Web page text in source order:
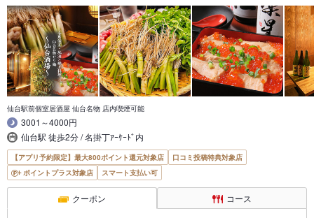
仙台駅前個室居酒屋 仙台名物 店内喫煙可能
3001～4000円
仙台駅 徒歩2分 / 名掛丁ｱｰｹｰﾄﾞ内
【アプリ予約限定】最大800ポイント還元対象店
口コミ投稿特典対象店
ポイントプラス対象店
スマート支払い可
クーポン コース